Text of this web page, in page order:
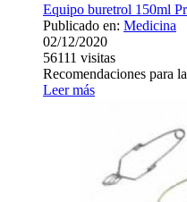
Equipo buretrol 150ml
Publicado en: Medicina
02/12/2020
56111 visitas
Recomendaciones para
Leer más